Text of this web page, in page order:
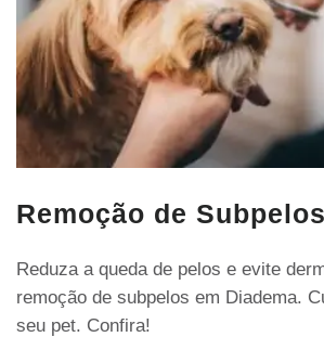
Remoção de Subpelos
Reduza a queda de pelos e evite
remoção de subpelos em Diadema.
seu pet. Confira!